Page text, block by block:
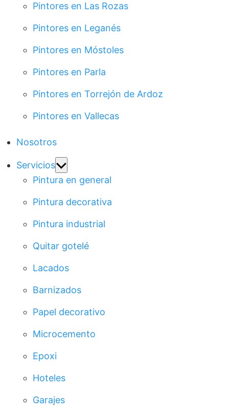
Pintores en Las Rozas
Pintores en Leganés
Pintores en Móstoles
Pintores en Parla
Pintores en Torrejón de Ardoz
Pintores en Vallecas
Nosotros
ServiciosShow
sub
Pintura en general
Pintura decorativa
Pintura industrial
Quitar gotelé
Lacados
Barnizados
Papel decorativo
Microcemento
Epoxi
Hoteles
Garajes